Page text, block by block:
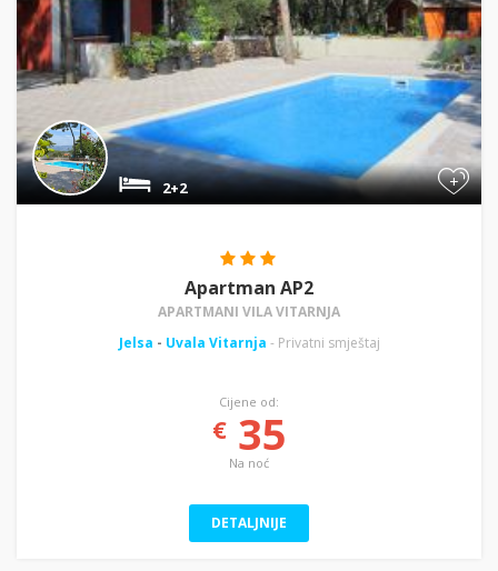
+
2+2
Apartman AP2
APARTMANI VILA VITARNJA
Jelsa - Uvala Vitarnja - Privatni smještaj
Cijene od:
€35
Na noć
DETALJNIJE